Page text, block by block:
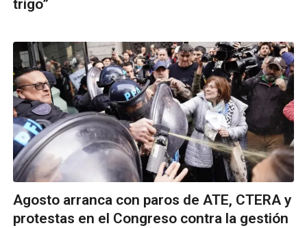
trigo”
Agosto arranca con paros de ATE, CTERA y
protestas en el Congreso contra la gestión